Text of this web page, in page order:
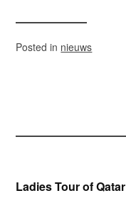
Posted in nieuws
Bericht
Ladies Tour of Qatar